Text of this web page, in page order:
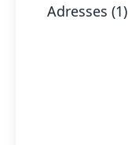
Adresses (1)